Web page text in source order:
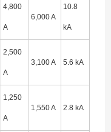
4,800
A
6,000 A
10.8
kA
2,500
A
3,100 A 5.6 kA
1,250
A
1,550 A 2.8 kA